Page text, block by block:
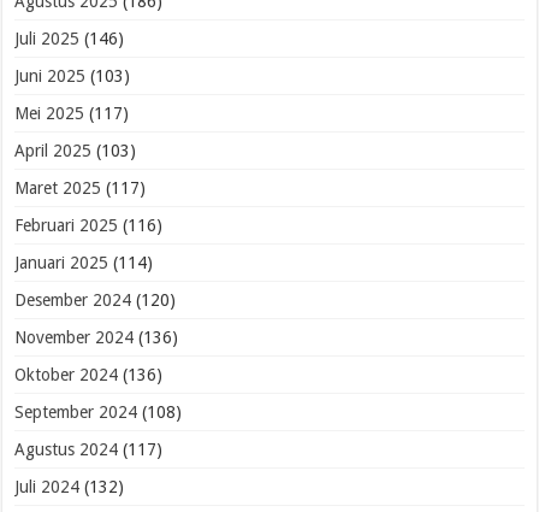
Juli 2025 (146)
Juni 2025 (103)
Mei 2025 (117)
April 2025 (103)
Maret 2025 (117)
Februari 2025 (116)
Januari 2025 (114)
Desember 2024 (120)
November 2024 (136)
Oktober 2024 (136)
September 2024 (108)
Agustus 2024 (117)
Juli 2024 (132)